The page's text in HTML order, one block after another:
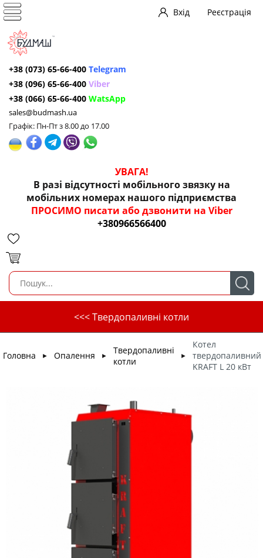
Вхід Реєстрація
+38 (073) 65-66-400 Telegram
+38 (096) 65-66-400 Viber
+38 (066) 65-66-400 WatsApp
sales@budmash.ua
Графік: Пн-Пт з 8.00 до 17.00
УВАГА!
В разі відсутності мобільного звязку на
мобільних номерах нашого підприємства
ПРОСИМО писати або дзвонити на Viber
+380966566400
<<< Твердопаливні котли
Головна ► Опалення ►
Твердопаливні
котли
►
Котел
твердопаливний
KRAFT L 20 кВт